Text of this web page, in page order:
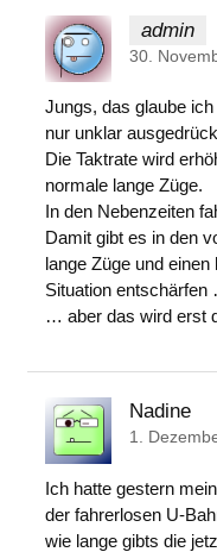
admin
30.
Jungs, das glaube
nur unklar
Die Taktrate wird
normale lange Züge.
In den Nebenzeiten
Damit gibt es in den
lange Züge und
Situation entschärfen
… aber das wird erst
Nadine
1.
Ich hatte gestern
der fahrerlosen U-
wie lange gibts die